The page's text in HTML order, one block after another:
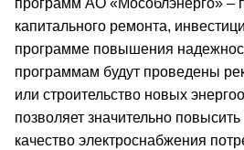
программ АО «Мособлэнерго» –
капитального ремонта,
программе повышения
программам будут проведены
или строительство новых
позволяет значительно
качество электроснабжения